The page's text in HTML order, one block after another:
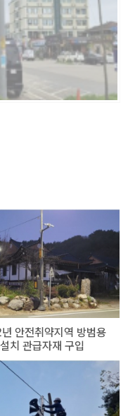
안전취약지역 방범용
치 관급자재 구입